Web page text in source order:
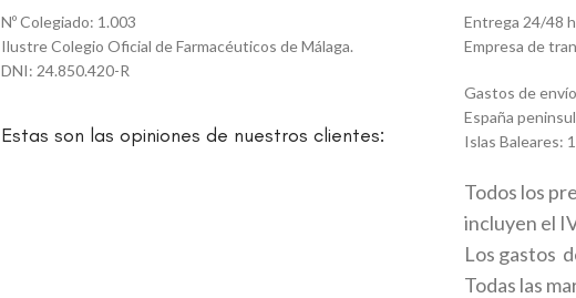
Nº Colegiado: 1.003
Ilustre Colegio Oficial de Farmacéuticos de Málaga.
DNI: 24.850.420-R
Estas son las opiniones de nuestros clientes:
Entrega 24/48
Empresa de
Gastos de
España
Islas Baleares:
Todos los
incluyen el
Los gastos
Todas las